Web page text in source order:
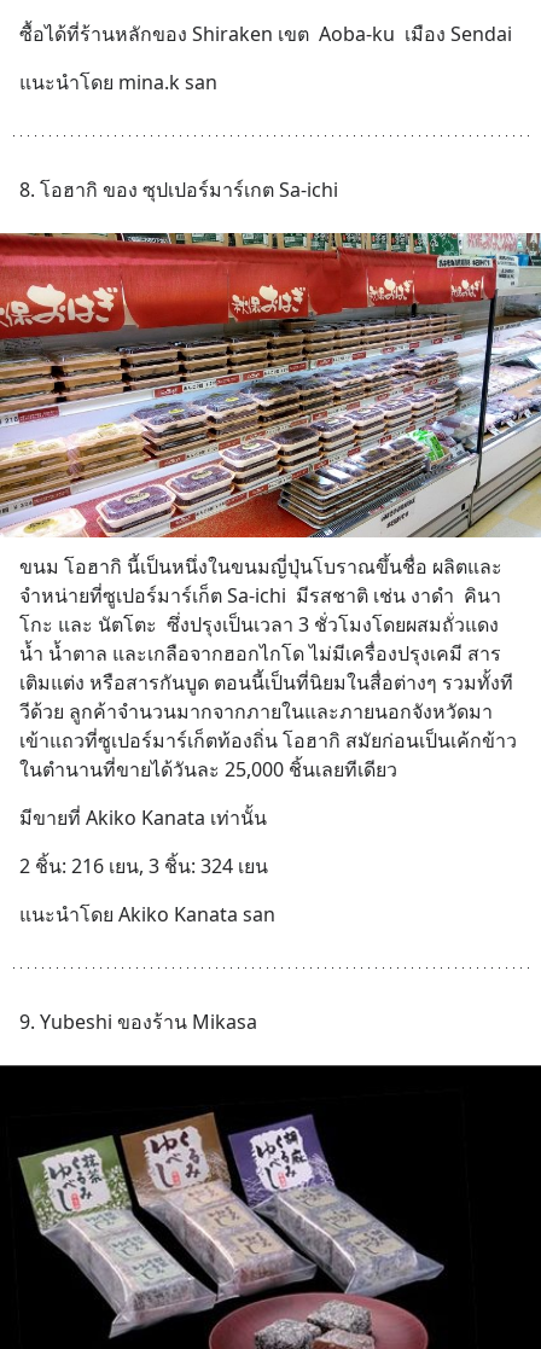
ซื้อได้ที่ร้านหลักของ Shiraken เขต  Aoba-ku  เมือง Sendai
แนะนำโดย mina.k san
8. โอฮากิ ของ ซุปเปอร์มาร์เกต Sa-ichi
ขนม โอฮากิ นี้เป็นหนึ่งในขนมญี่ปุ่นโบราณขึ้นชื่อ ผลิตและ
จำหน่ายที่ซูเปอร์มาร์เก็ต Sa-ichi  มีรสชาติ เช่น งาดำ  คินา
โกะ และ นัตโตะ  ซึ่งปรุงเป็นเวลา 3 ชั่วโมงโดยผสมถั่วแดง
น้ำ น้ำตาล และเกลือจากฮอกไกโด ไม่มีเครื่องปรุงเคมี สาร
เติมแต่ง หรือสารกันบูด ตอนนี้เป็นที่นิยมในสื่อต่างๆ รวมทั้งที
วีด้วย ลูกค้าจำนวนมากจากภายในและภายนอกจังหวัดมา
เข้าแถวที่ซูเปอร์มาร์เก็ตท้องถิ่น โอฮากิ สมัยก่อนเป็นเค้กข้าว
ในตำนานที่ขายได้วันละ 25,000 ชิ้นเลยทีเดียว
มีขายที่ Akiko Kanata เท่านั้น
2 ชิ้น: 216 เยน, 3 ชิ้น: 324 เยน
แนะนำโดย Akiko Kanata san
9. Yubeshi ของร้าน Mikasa